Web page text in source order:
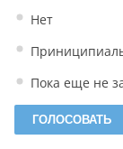
Нет
Пока еще не